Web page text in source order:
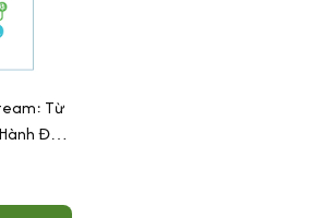
Từ
Đến